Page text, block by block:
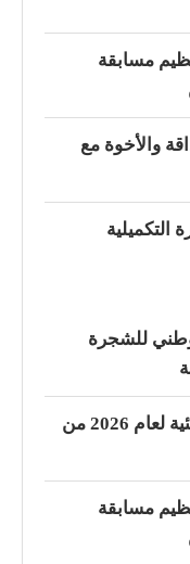
مسابقة
والأخوة مع
التكميلية
للشجرة
إطلاق الحملة الوطنية للسياحة البيئية لعام 2026 من
مسابقة